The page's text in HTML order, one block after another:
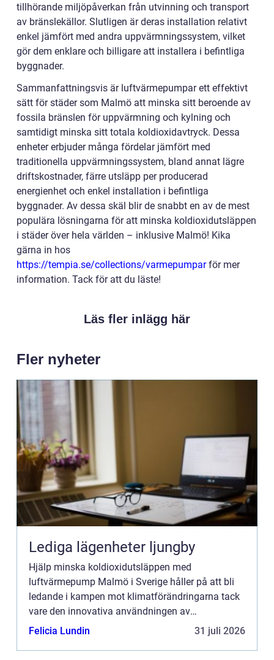
tillhörande miljöpåverkan från utvinning och transport
av bränslekällor. Slutligen är deras installation relativt
enkel jämfört med andra uppvärmningssystem, vilket
gör dem enklare och billigare att installera i befintliga
byggnader.
Sammanfattningsvis är luftvärmepumpar ett effektivt
sätt för städer som Malmö att minska sitt beroende av
fossila bränslen för uppvärmning och kylning och
samtidigt minska sitt totala koldioxidavtryck. Dessa
enheter erbjuder många fördelar jämfört med
traditionella uppvärmningssystem, bland annat lägre
driftskostnader, färre utsläpp per producerad
energienhet och enkel installation i befintliga
byggnader. Av dessa skäl blir de snabbt en av de mest
populära lösningarna för att minska koldioxidutsläppen
i städer över hela världen – inklusive Malmö! Kika
gärna in hos
https://tempia.se/collections/varmepumparför mer
information. Tack för att du läste!
Läs fler inlägg här
Fler nyheter
Lediga lägenheter ljungby
Hjälp minska koldioxidutsläppen med
luftvärmepump Malmö i Sverige håller på att bli
ledande i kampen mot klimatförändringarna tack
vare den innovativa användningen av
luftvärmepumpar. Staden har gen...
Felicia Lundin 31 juli 2026